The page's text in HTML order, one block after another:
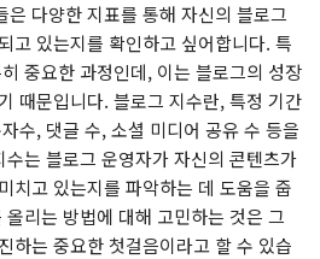
은 다양한 지표를 통해 자신의 블로그
고 있는지를 확인하고 싶어합니다. 특
중요한 과정인데, 이는 블로그의 성장
때문입니다. 블로그 지수란, 특정 기간
수, 댓글 수, 소셜 미디어 공유 수 등을
는 블로그 운영자가 자신의 콘텐츠가
치고 있는지를 파악하는 데 도움을 줍
리는 방법에 대해 고민하는 것은 그
하는 중요한 첫걸음이라고 할 수 있습